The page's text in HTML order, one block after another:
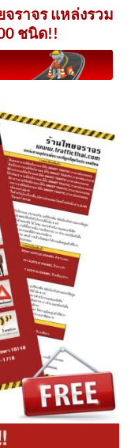
ราจร แหล่งรวม
ชนิด!!